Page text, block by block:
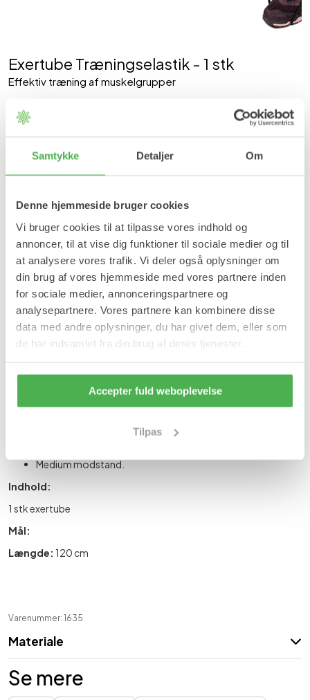
Samtykke Detaljer Om
Denne hjemmeside bruger cookies
Vi bruger cookies til at tilpasse vores indhold og
annoncer, til at vise dig funktioner til sociale medier og til
at analysere vores trafik. Vi deler også oplysninger om
din brug af vores hjemmeside med vores partnere inden
for sociale medier, annonceringspartnere og
analysepartnere. Vores partnere kan kombinere disse
data med andre oplysninger, du har givet dem, eller som
de har indsamlet fra din brug af deres tjenester.
Accepter fuld weboplevelse
Tilpas
Exertube Træningselastik - 1 stk
Effektiv træning af muskelgrupper
99,95 kr
GRØN SORT
Læg i kurv
På lager
Forventet leveringstid:1-2 hverdage
Produktinformation
Træn effektivt flere muskelgrupper på en gang. Exertube
træningselastik er let at anvende og kan bruges hjemme eller
tages med i træningscentret , da det er let at transportere.
Kan anvendes til fitness/aerobic, styrketræning og
genoptræning.
Træner effektivt flere muskelgrupper på en gang.
Medium modstand.
Indhold:
1 stk exertube
Mål:
Længde: 120 cm
Varenummer: 1635
Materiale
Se mere